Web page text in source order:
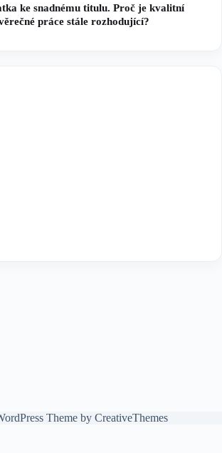
ke snadnému titulu. Proč je kvalitní
práce stále rozhodující?
Theme by CreativeThemes